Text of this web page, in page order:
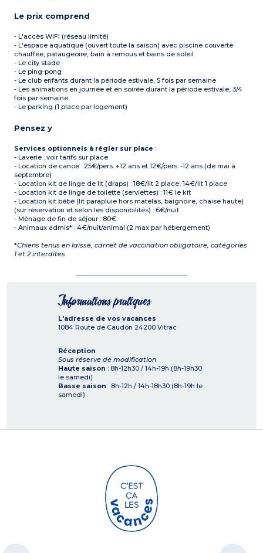
Le prix comprend
- L'accès WIFI (réseau limité)
- L'espace aquatique (ouvert toute la saison) avec piscine couverte
chauffée, pataugeoire, bain à remous et bains de soleil
- Le city stade
- Le ping-pong
- Le club enfants durant la période estivale, 5 fois par semaine
- Les animations en journée et en soirée durant la période estivale, 3/4
fois par semaine
- Le parking (1 place par logement)
Pensez y
Services optionnels à régler sur place :
- Laverie : voir tarifs sur place
- Location de canoë : 25€/pers. +12 ans et 12€/pers. -12 ans (de mai à
septembre)
- Location kit de linge de lit (draps) : 18€/lit 2 place, 14€/lit 1 place
- Location kit de linge de toilette (serviettes) : 11€ le kit
- Location kit bébé (lit parapluie hors matelas, baignoire, chaise haute)
(sur réservation et selon les disponibilités) : 6€/nuit
- Ménage de fin de séjour : 80€
- Animaux admis* : 4€/nuit/animal (2 max par hébergement)
*Chiens tenus en laisse, carnet de vaccination obligatoire, catégories
1 et 2 interdites
Informations pratiques
L'adresse de vos vacances
1084 Route de Caudon 24200 Vitrac
Réception
Sous réserve de modification
Haute saison : 8h-12h30 / 14h-19h (8h-19h30
le samedi)
Basse saison : 8h-12h / 14h-18h30 (8h-19h le
samedi)